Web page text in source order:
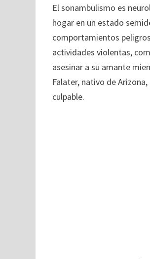
El sonambulismo es
hogar en un estado
comportamientos
actividades violentas,
asesinar a su amante
Falater, nativo de
culpable.